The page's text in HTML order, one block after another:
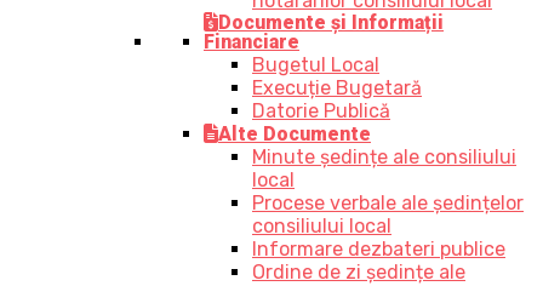
Documente și Informații
Financiare
Bugetul Local
Execuție Bugetară
Datorie Publică
Alte Documente
Minute ședințe ale consiliului
local
Procese verbale ale ședințelor
consiliului local
Informare dezbateri publice
Ordine de zi ședințe ale